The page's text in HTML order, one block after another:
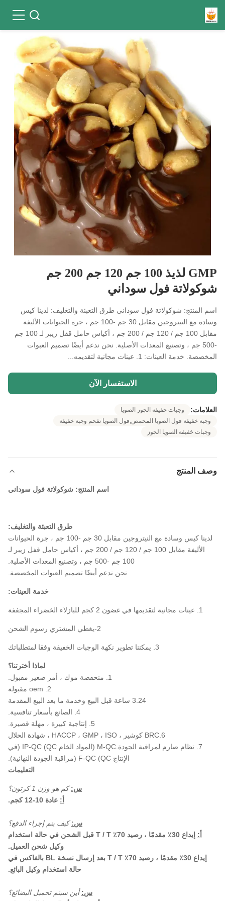
GMP لذيذ 100 جم 120 جم 200 جم
شوكولاتة فول سوداني
اسم المنتج: شوكولاتة فول سوداني طرق التعبئة والتغليف: لدينا كيس
وسادة مع النيتروجين مقابل 30 جم -100 جم ، جرة الحيوانات الأليفة
مقابل 100 جم / 120 جم / 200 جم ، أكياس حامل قفل زيبر لـ 100 جم
-500 جم ، وتصنيع المعدات الأصلية. نحن ندعم أيضًا تصميم العبوات
المخصصة. خدمة العينات: 1. عينات مجانية لتقديمه...
الاستفسار الآن
العلامات:
وجبات خفيفة الجوز الصويا
وجبة خفيفة فول الصويا المحمص,فول الصويا تفحم وجبة خفيفة
وجبات خفيفة الصويا الجوز
وصف المنتج
اسم المنتج: شوكولاتة فول سوداني
طرق التعبئة والتغليف:
لدينا كيس وسادة مع النيتروجين مقابل 30 جم -100 جم ، جرة الحيوانات
الأليفة مقابل 100 جم / 120 جم / 200 جم ، أكياس حامل قفل زيبر لـ
100 جم -500 جم ، وتصنيع المعدات الأصلية.
نحن ندعم أيضًا تصميم العبوات المخصصة.
خدمة العينات:
1. عينات مجانية لتقديمها في غضون 2 كجم للبازلاء الخضراء المجففة
2-يغطي المشتري رسوم الشحن
3. يمكننا تطوير نكهة الوجبات الخفيفة وفقا لمتطلباتك
لماذا أخترتنا؟
1. منخفضة موك ، أمر صغير مقبول.
2. oem مقبولة
3.24 ساعة قبل البيع وخدمة ما بعد البيع المقدمة
4. الصانع بأسعار تنافسية.
5. إنتاجية كبيرة ، مهلة قصيرة.
6.BRC كوشير ، HACCP ، GMP ، ISO ، شهادة الحلال
7. نظام صارم لمراقبة الجودة.M-QC (المواد الخام QC) IP-QC (في
الإنتاج QC) F-QC (مراقبة الجودة النهائية).
التعليمات
س: كم هو وزن 1 كرتون؟
أ: عادة 10-12 كجم.
س: كيف يتم إجراء الدفع؟
أ:
إيداع 30٪ مقدمًا ، رصيد 70٪ T / T قبل الشحن في حالة استخدام
وكيل شحن العميل.
إيداع 30٪ مقدمًا ، رصيد 70٪ T / T بعد إرسال نسخة BL بالفاكس في
حالة استخدام وكيل البائع.
س: أين سيتم تحميل البضائع؟